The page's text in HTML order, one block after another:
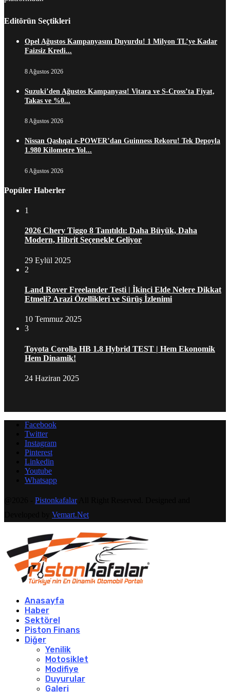
Editörün Seçtikleri
Opel Ağustos Kampanyasını Duyurdu! 1 Milyon TL’ye Kadar
Faizsiz Kredi...
8 Ağustos 2026
Suzuki’den Ağustos Kampanyası! Vitara ve S-Cross’ta Fiyat,
Takas ve %0...
8 Ağustos 2026
Nissan Qashqai e-POWER’dan Guinness Rekoru! Tek Depoyla
1.980 Kilometre Yol...
6 Ağustos 2026
Popüler Haberler
1
2026 Chery Tiggo 8 Tanıtıldı: Daha Büyük, Daha
Modern, Hibrit Seçenekle Geliyor
29 Eylül 2025
2
Land Rover Freelander Testi | İkinci Elde Nelere Dikkat
Etmeli? Arazi Özellikleri ve Sürüş İzlenimi
10 Temmuz 2025
3
Toyota Corolla HB 1.8 Hybrid TEST | Hem Ekonomik
Hem Dinamik!
24 Haziran 2025
Facebook
Twitter
Instagram
Pinterest
Linkedin
Youtube
Whatsapp
PistonkafalarAll Right Reserved. Designed and
Vemart.Net
Anasayfa
Haber
Sektörel
Piston Finans
Diğer
Yenilik
Motosiklet
Modifiye
Duyurular
Galeri